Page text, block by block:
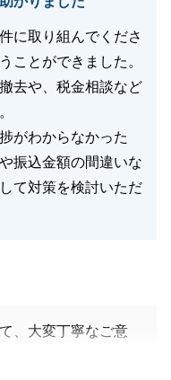
に取り組んでくださ
ことができました。
去や、税金相談など
がわからなかった
振込金額の間違いな
て対策を検討いただ
、大変丁寧なご意